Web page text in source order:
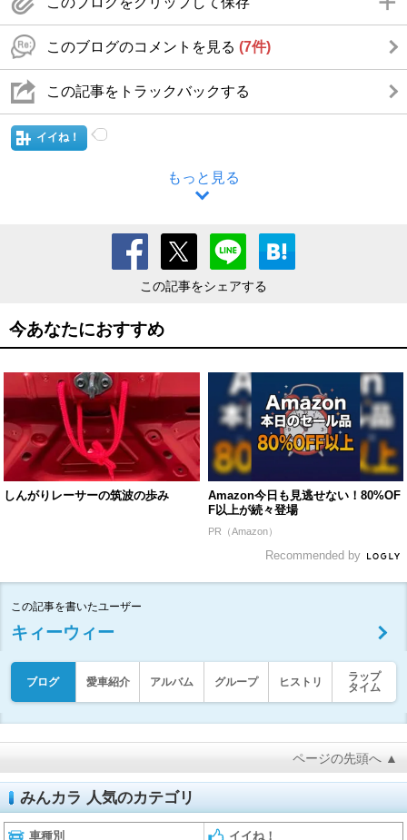
このブログのコメントを見る (7件)
この記事をトラックバックする
イイね！
もっと見る
この記事をシェアする
今あなたにおすすめ
しんがりレーサーの筑波の歩み
Amazon今日も見逃せない！80%OF
F以上が続々登場
PR（Amazon）
Recommended by
この記事を書いたユーザー
キィーウィー
ブログ 愛車紹介 アルバム グループ ヒストリ
ラップ
タイム
ページの先頭へ ▲
みんカラ 人気のカテゴリ
車種別 イイね！